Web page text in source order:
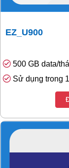
EZ_U900
500 GB data/
Sử dụng trong